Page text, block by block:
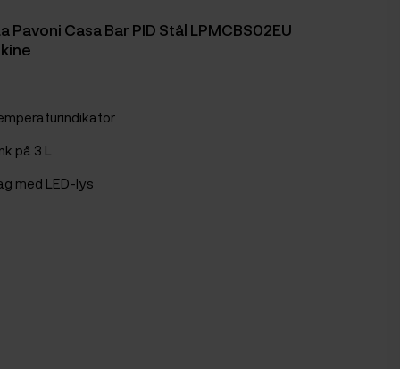
Pavoni Casa Bar PID Stål LPMCBS02EU
på 3 L
med LED-lys